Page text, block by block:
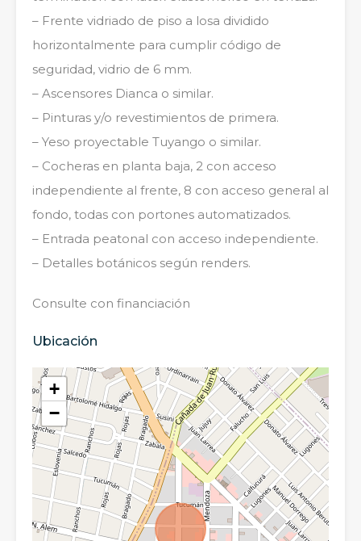
– Frente vidriado de piso a losa dividido
horizontalmente para cumplir código de
seguridad, vidrio de 6 mm.
– Ascensores Dianca o similar.
– Pinturas y/o revestimientos de primera.
– Yeso proyectable Tuyango o similar.
– Cocheras en planta baja, 2 con acceso
independiente al frente, 8 con acceso general al
fondo, todas con portones automatizados.
– Entrada peatonal con acceso independiente.
– Detalles botánicos según renders.
Consulte con financiación
Ubicación
+
−